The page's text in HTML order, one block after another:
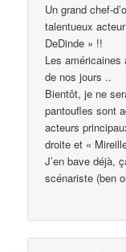
Un grand chef-
talentueux
DeDinde » !!
Les
de nos jours ..
Bientôt, je ne
pantoufles sont
acteurs
droite et «
J’en bave déjà,
scénariste (ben